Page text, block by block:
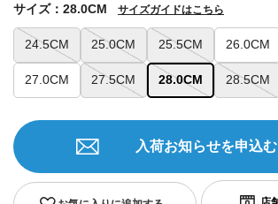
24.5CM 25.0CM 25.5CM 26.0CM
27.0CM 27.5CM 28.0CM 28.5CM
サイズ：28.0CM サイズガイドはこちら
入荷お知らせを申込む